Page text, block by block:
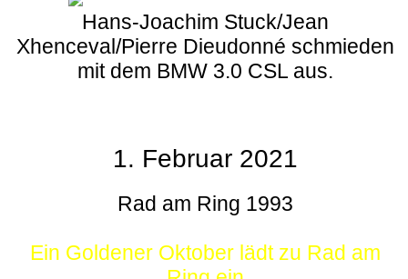
Hans-Joachim Stuck/Jean
Xhenceval/Pierre Dieudonné schmieden
mit dem BMW 3.0 CSL aus.
1. Februar 2021
Rad am Ring 1993
Ein Goldener Oktober lädt zu Rad am